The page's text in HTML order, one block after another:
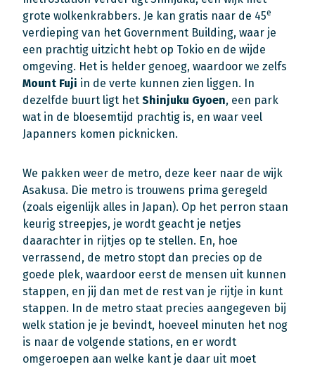
grote wolkenkrabbers. Je kan gratis naar de 45e
verdieping van het Government Building, waar je
een prachtig uitzicht hebt op Tokio en de wijde
omgeving. Het is helder genoeg, waardoor we zelfs
Mount Fuji in de verte kunnen zien liggen. In
dezelfde buurt ligt het Shinjuku Gyoen, een park
wat in de bloesemtijd prachtig is, en waar veel
Japanners komen picknicken.
We pakken weer de metro, deze keer naar de wijk
Asakusa. Die metro is trouwens prima geregeld
(zoals eigenlijk alles in Japan). Op het perron staan
keurig streepjes, je wordt geacht je netjes
daarachter in rijtjes op te stellen. En, hoe
verrassend, de metro stopt dan precies op de
goede plek, waardoor eerst de mensen uit kunnen
stappen, en jij dan met de rest van je rijtje in kunt
stappen. In de metro staat precies aangegeven bij
welk station je je bevindt, hoeveel minuten het nog
is naar de volgende stations, en er wordt
omgeroepen aan welke kant je daar uit moet